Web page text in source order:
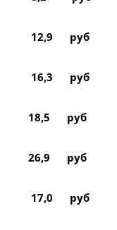
12,9 руб
16,3 руб
18,5 руб
26,9 руб
17,0 руб